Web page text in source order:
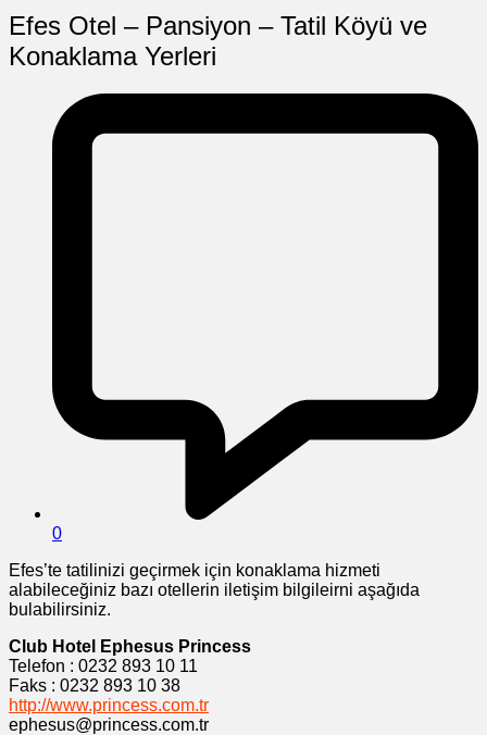
Efes Otel – Pansiyon – Tatil Köyü ve
Konaklama Yerleri
0
Efes’te tatilinizi geçirmek için konaklama hizmeti
alabileceğiniz bazı otellerin iletişim bilgileirni aşağıda
bulabilirsiniz.
Club Hotel Ephesus Princess
Telefon : 0232 893 10 11
Faks : 0232 893 10 38
http://www.princess.com.tr
ephesus@princess.com.tr